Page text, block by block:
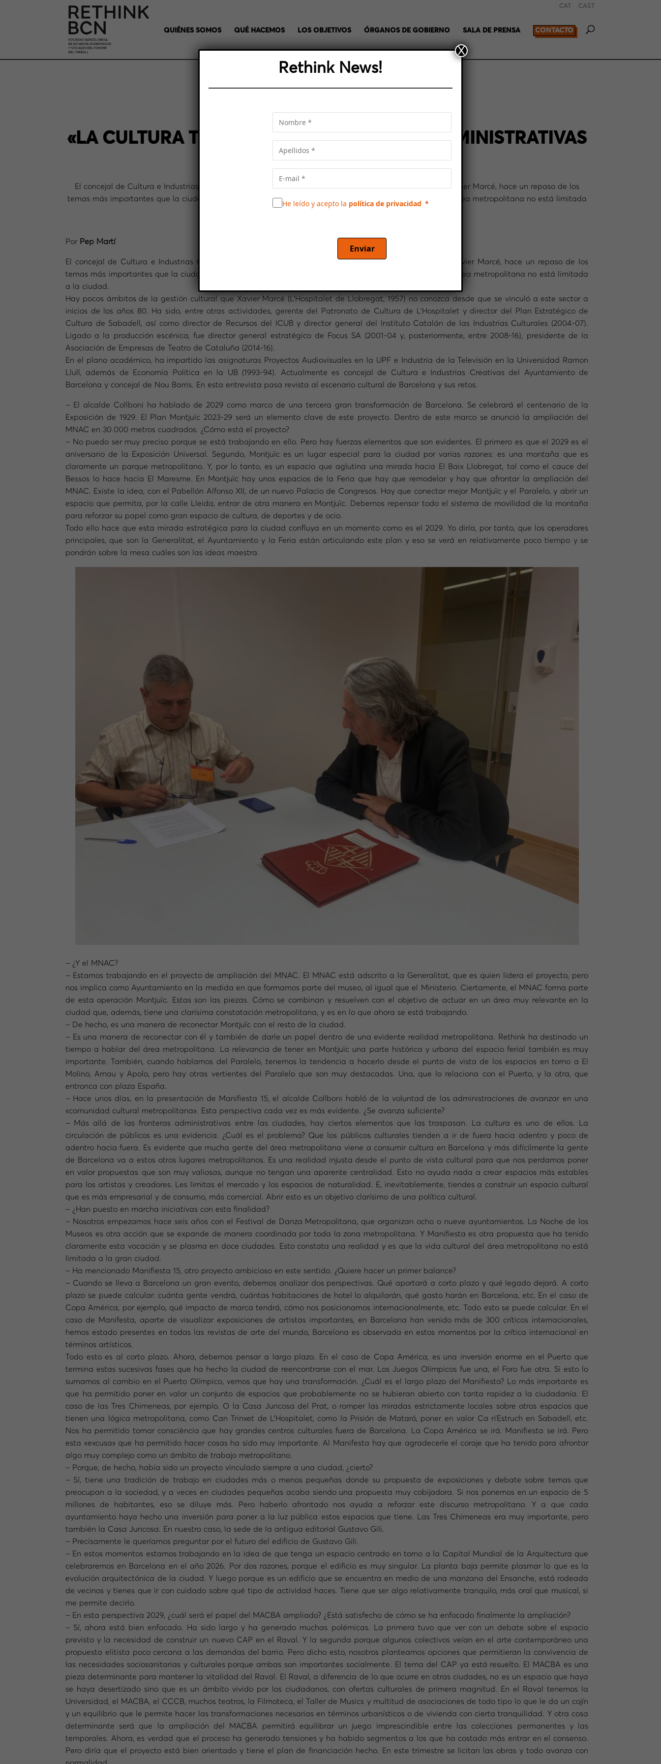
CAT CAST
QUIÉNES SOMOS QUÉ HACEMOS LOS OBJETIVOS ÓRGANOS DE GOBIERNO SALA DE PRENSA CONTACTO
«LA CULTURA TRASPASA LAS FRONTERAS ADMINISTRATIVAS
DEL ÁREA METROPOLITANA»
El concejal de Cultura e Industrias Creativas del Ayuntamiento de Barcelona y concejal de Nou Barris, Xavier Marcé, hace un repaso de los
temas más importantes que la ciudad tiene sobre la mesa y subraya el hecho de que la vida cultural del área metropolitana no está limitada
Por Pep Martí
El concejal de Cultura e Industrias Creativas del Ayuntamiento de Barcelona y concejal de Nou Barris, Xavier Marcé, hace un repaso de los
temas más importantes que la ciudad tiene sobre la mesa y subraya el hecho de que la vida cultural del área metropolitana no está limitada
a la ciudad.
Hay pocos ámbitos de la gestión cultural que Xavier Marcé (L’Hospitalet de Llobregat, 1957) no conozca desde que se vinculó a este sector a
inicios de los años 80. Ha sido, entre otras actividades, gerente del Patronato de Cultura de L’Hospitalet y director del Plan Estratégico de
Cultura de Sabadell, así como director de Recursos del ICUB y director general del Instituto Catalán de las Industrias Culturales (2004-07).
Ligado a la producción escénica, fue director general estratégico de Focus SA (2001-04 y, posteriormente, entre 2008-16), presidente de la
Asociación de Empresas de Teatro de Cataluña (2014-16).
En el plano académico, ha impartido las asignaturas Proyectos Audiovisuales en la UPF e Industria de la Televisión en la Universidad Ramon
Llull, además de Economía Política en la UB (1993-94). Actualmente es concejal de Cultura e Industrias Creativas del Ayuntamiento de
Barcelona y concejal de Nou Barris. En esta entrevista pasa revista al escenario cultural de Barcelona y sus retos.
– El alcalde Collboni ha hablado de 2029 como marco de una tercera gran transformación de Barcelona. Se celebrará el centenario de la
Exposición de 1929. El Plan Montjuïc 2023-29 será un elemento clave de este proyecto. Dentro de este marco se anunció la ampliación del
MNAC en 30.000 metros cuadrados. ¿Cómo está el proyecto?
– No puedo ser muy preciso porque se está trabajando en ello. Pero hay fuerzas elementos que son evidentes. El primero es que el 2029 es el
aniversario de la Exposición Universal. Segundo, Montjuïc es un lugar especial para la ciudad por varias razones: es una montaña que es
claramente un parque metropolitano. Y, por lo tanto, es un espacio que aglutina una mirada hacia El Baix Llobregat, tal como el cauce del
Bessos lo hace hacia El Maresme. En Montjuïc hay unos espacios de la Feria que hay que remodelar y hay que afrontar la ampliación del
MNAC. Existe la idea, con el Pabellón Alfonso XII, de un nuevo Palacio de Congresos. Hay que conectar mejor Montjuïc y el Paralelo, y abrir un
espacio que permita, por la calle Lleida, entrar de otra manera en Montjuïc. Debemos repensar todo el sistema de movilidad de la montaña
para reforzar su papel como gran espacio de cultura, de deportes y de ocio.
Todo ello hace que esta mirada estratégica para la ciudad confluya en un momento como es el 2029. Yo diría, por tanto, que los operadores
principales, que son la Generalitat, el Ayuntamiento y la Feria están articulando este plan y eso se verá en relativamente poco tiempo y se
pondrán sobre la mesa cuáles son las ideas maestra.
– ¿Y el MNAC?
– Estamos trabajando en el proyecto de ampliación del MNAC. El MNAC está adscrito a la Generalitat, que es quien lidera el proyecto, pero
nos implica como Ayuntamiento en la medida en que formamos parte del museo, al igual que el Ministerio. Ciertamente, el MNAC forma parte
de esta operación Montjuïc. Estas son las piezas. Cómo se combinan y resuelven con el objetivo de actuar en un área muy relevante en la
ciudad que, además, tiene una clarísima constatación metropolitana, y es en lo que ahora se está trabajando.
– De hecho, es una manera de reconectar Montjuïc con el resto de la ciudad.
– Es una manera de reconectar con él y también de darle un papel dentro de una evidente realidad metropolitana. Rethink ha destinado un
tiempo a hablar del área metropolitana. La relevancia de tener en Montjuïc una parte histórica y urbana del espacio ferial también es muy
importante. También, cuando hablamos del Paralelo, tenemos la tendencia a hacerlo desde el punto de vista de los espacios en torno a El
Molino, Arnau y Apolo, pero hay otras vertientes del Paralelo que son muy destacadas. Una, que lo relaciona con el Puerto, y la otra, que
entronca con plaza España.
– Hace unos días, en la presentación de Manifiesta 15, el alcalde Collboni habló de la voluntad de las administraciones de avanzar en una
«comunidad cultural metropolitana». Esta perspectiva cada vez es más evidente. ¿Se avanza suficiente?
– Más allá de las fronteras administrativas entre las ciudades, hay ciertos elementos que las traspasan. La cultura es uno de ellos. La
circulación de públicos es una evidencia. ¿Cuál es el problema? Que los públicos culturales tienden a ir de fuera hacia adentro y poco de
adentro hacia fuera. Es evidente que mucha gente del área metropolitana viene a consumir cultura en Barcelona y más difícilmente la gente
de Barcelona va a estos otros lugares metropolitanos. Es una realidad injusta desde el punto de vista cultural para que nos perdamos poner
en valor propuestas que son muy valiosas, aunque no tengan una aparente centralidad. Esto no ayuda nada a crear espacios más estables
para los artistas y creadores. Les limitas el mercado y los espacios de naturalidad. E, inevitablemente, tiendes a construir un espacio cultural
que es más empresarial y de consumo, más comercial. Abrir esto es un objetivo clarísimo de una política cultural.
– ¿Han puesto en marcha iniciativas con esta finalidad?
– Nosotros empezamos hace seis años con el Festival de Danza Metropolitana, que organizan ocho o nueve ayuntamientos. La Noche de los
Museos es otra acción que se expande de manera coordinada por toda la zona metropolitana. Y Manifiesta es otra propuesta que ha tenido
claramente esta vocación y se plasma en doce ciudades. Esto constata una realidad y es que la vida cultural del área metropolitana no está
limitada a la gran ciudad.
– Ha mencionado Manifiesta 15, otro proyecto ambicioso en este sentido. ¿Quiere hacer un primer balance?
– Cuando se lleva a Barcelona un gran evento, debemos analizar dos perspectivas. Qué aportará a corto plazo y qué legado dejará. A corto
plazo se puede calcular: cuánta gente vendrá, cuántas habitaciones de hotel lo alquilarán, qué gasto harán en Barcelona, etc. En el caso de
Copa América, por ejemplo, qué impacto de marca tendrá, cómo nos posicionamos internacionalmente, etc. Todo esto se puede calcular. En el
caso de Manifesta, aparte de visualizar exposiciones de artistas importantes, en Barcelona han venido más de 300 críticos internacionales,
hemos estado presentes en todas las revistas de arte del mundo, Barcelona es observada en estos momentos por la crítica internacional en
términos artísticos.
Todo esto es al corto plazo. Ahora, debemos pensar a largo plazo. En el caso de Copa América, es una inversión enorme en el Puerto que
termina estas sucesivas fases que ha hecho la ciudad de reencontrarse con el mar. Los Juegos Olímpicos fue una, el Foro fue otra. Si esto lo
sumamos al cambio en el Puerto Olímpico, vemos que hay una transformación. ¿Cuál es el largo plazo del Manifiesta? Lo más importante es
que ha permitido poner en valor un conjunto de espacios que probablemente no se hubieran abierto con tanta rapidez a la ciudadanía. El
caso de las Tres Chimeneas, por ejemplo. O la Casa Juncosa del Prat, o romper las miradas estrictamente locales sobre otros espacios que
tienen una lógica metropolitana, como Can Trinxet de L’Hospitalet, como la Prisión de Mataró, poner en valor Ca n’Estruch en Sabadell, etc.
Nos ha permitido tomar consciència que hay grandes centros culturales fuera de Barcelona. La Copa América se irá. Manifiesta se irá. Pero
esta «excusa» que ha permitido hacer cosas ha sido muy importante. Al Manifesta hay que agradecerle el coraje que ha tenido para afrontar
algo muy complejo como un ámbito de trabajo metropolitano.
– Porque, de hecho, había sido un proyecto vinculado siempre a una ciudad, ¿cierto?
– Sí, tiene una tradición de trabajo en ciudades más o menos pequeñas donde su propuesta de exposiciones y debate sobre temas que
preocupan a la sociedad, y a veces en ciudades pequeñas acaba siendo una propuesta muy cobijadora. Si nos ponemos en un espacio de 5
millones de habitantes, eso se diluye más. Pero haberlo afrontado nos ayuda a reforzar este discurso metropolitano. Y a que cada
ayuntamiento haya hecho una inversión para poner a la luz pública estos espacios que tiene. Las Tres Chimeneas era muy importante, pero
también la Casa Juncosa. En nuestro caso, la sede de la antigua editorial Gustavo Gili.
– Precisamente le queríamos preguntar por el futuro del edificio de Gustavo Gili.
– En estos momentos estamos trabajando en la idea de que tenga un espacio centrado en torno a la Capital Mundial de la Arquitectura que
celebraremos en Barcelona en el año 2026. Por dos razones, porque el edificio es muy singular. La planta baja permite plasmar lo que es la
evolución arquitectónica de la ciudad. Y luego porque es un edificio que se encuentra en medio de una manzana del Ensanche, está rodeada
de vecinos y tienes que ir con cuidado sobre qué tipo de actividad haces. Tiene que ser algo relativamente tranquilo, más oral que musical, si
me permite decirlo.
– En esta perspectiva 2029, ¿cuál será el papel del MACBA ampliado? ¿Está satisfecho de cómo se ha enfocado finalmente la ampliación?
– Sí, ahora está bien enfocado. Ha sido largo y ha generado muchas polémicas. La primera tuvo que ver con un debate sobre el espacio
previsto y la necesidad de construir un nuevo CAP en el Raval. Y la segunda porque algunos colectivos veían en el arte contemporáneo una
propuesta elitista poco cercana a las demandas del barrio. Pero dicho esto, nosotros planteamos opciones que permitieran la convivencia de
las necesidades sociosanitarias y culturales porque ambas son importantes socialmente. El tema del CAP ya está resuelto. El MACBA es una
pieza determinante para mantener la vitalidad del Raval. El Raval, a diferencia de lo que ocurre en otras ciudades, no es un espacio que haya
se haya desertizado sino que es un ámbito vivido por los ciudadanos, con ofertas culturales de primera magnitud. En el Raval tenemos la
Universidad, el MACBA, el CCCB, muchos teatros, la Filmoteca, el Taller de Musics y multitud de asociaciones de todo tipo lo que le da un cojín
y un equilibrio que le permite hacer las transformaciones necesarias en términos urbanísticos o de vivienda con cierta tranquilidad. Y otra cosa
determinante será que la ampliación del MACBA permitirá equilibrar un juego imprescindible entre las colecciones permanentes y las
temporales. Ahora, es verdad que el proceso ha generado tensiones y ha habido segmentos a los que ha costado más entrar en el consenso.
Pero diría que el proyecto está bien orientado y tiene el plan de financiación hecho. En este trimestre se licitan las obras y todo avanza con
Rethink News!
He leído y acepto la política de privacidad
Enviar
X